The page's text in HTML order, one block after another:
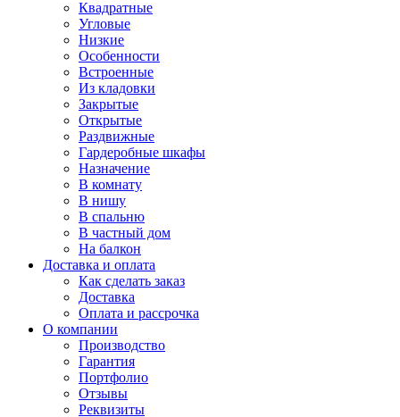
Квадратные
Угловые
Низкие
Особенности
Встроенные
Из кладовки
Закрытые
Открытые
Раздвижные
Гардеробные шкафы
Назначение
В комнату
В нишу
В спальню
В частный дом
На балкон
Доставка и оплата
Как сделать заказ
Доставка
Оплата и рассрочка
О компании
Производство
Гарантия
Портфолио
Отзывы
Реквизиты